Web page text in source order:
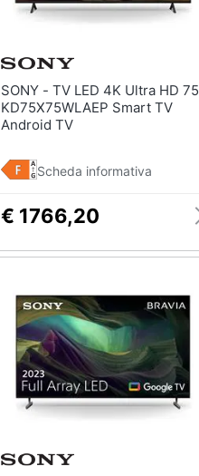
SONY - TV LED 4K Ultra HD 75"
KD75X75WLAEP Smart TV
Android TV
Scheda informativa
€ 1766,20